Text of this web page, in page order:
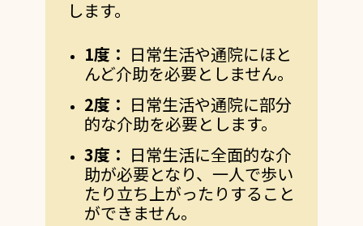
します。
1度： 日常生活や通院にほと
んど介助を必要としません。
2度： 日常生活や通院に部分
的な介助を必要とします。
3度： 日常生活に全面的な介
助が必要となり、一人で歩い
たり立ち上がったりすること
ができません。